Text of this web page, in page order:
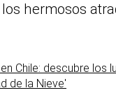
hermosos
Chile: descubre los
de la Nieve'